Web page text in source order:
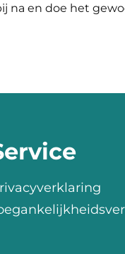
na en doe het